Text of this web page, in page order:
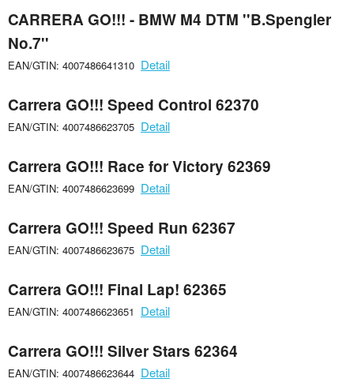
CARRERA GO!!! - BMW M4 DTM ''B.Spengler
No.7''
EAN/GTIN: 4007486641310 Detail
Carrera GO!!! Speed Control 62370
EAN/GTIN: 4007486623705 Detail
Carrera GO!!! Race for Victory 62369
EAN/GTIN: 4007486623699 Detail
Carrera GO!!! Speed Run 62367
EAN/GTIN: 4007486623675 Detail
Carrera GO!!! Final Lap! 62365
EAN/GTIN: 4007486623651 Detail
Carrera GO!!! Silver Stars 62364
EAN/GTIN: 4007486623644 Detail